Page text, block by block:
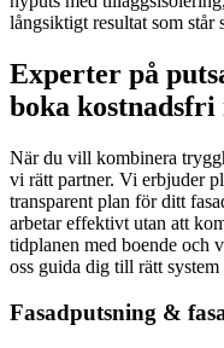
långsiktigt resultat som står
Experter på
boka
När du vill kombinera
vi rätt partner. Vi erbjuder
transparent plan för ditt
arbetar effektivt utan att
tidplanen med boende och
oss guida dig till rätt
Fasadputsning &